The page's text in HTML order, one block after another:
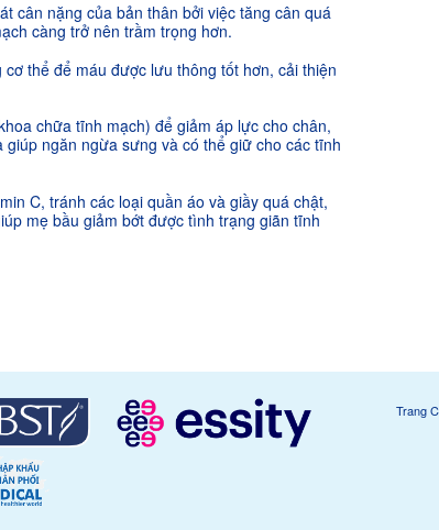
cân nặng của bản thân bởi việc tăng cân quá
càng trở nên trầm trọng hơn.
thể để máu được lưu thông tốt hơn, cải thiện
chữa tĩnh mạch) để giảm áp lực cho chân,
ngăn ngừa sưng và có thể giữ cho các tĩnh
C, tránh các loại quần áo và giầy quá chật,
mẹ bầu giảm bớt được tình trạng giãn tĩnh
Trang